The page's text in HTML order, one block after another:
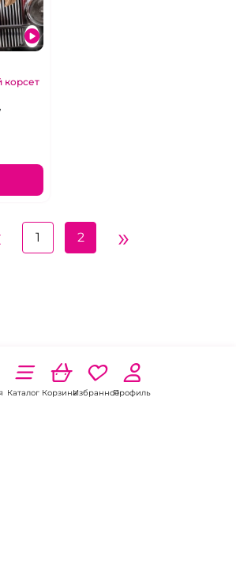
корсет
1 2 »
Каталог КорзинаИзбранноеПрофиль